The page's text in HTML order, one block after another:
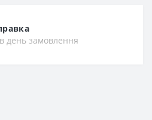
день замовлення